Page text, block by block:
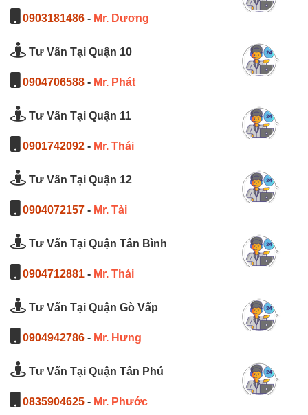
0903181486 - Mr. Dương
Tư Vấn Tại Quận 10
0904706588 - Mr. Phát
Tư Vấn Tại Quận 11
0901742092 - Mr. Thái
Tư Vấn Tại Quận 12
0904072157 - Mr. Tài
Tư Vấn Tại Quận Tân Bình
0904712881 - Mr. Thái
Tư Vấn Tại Quận Gò Vấp
0904942786 - Mr. Hưng
Tư Vấn Tại Quận Tân Phú
0835904625 - Mr. Phước